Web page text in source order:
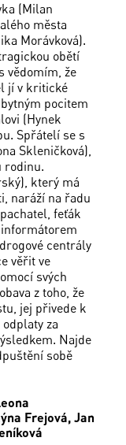
(Milan
města
Morávková).
obětí
vědomím, že
jí v kritické
pocitem
(Hynek
Spřátelí se s
Skleničková),
rodinu.
který má
naráží na řadu
feťák
centrály
věřit ve
svých
z toho, že
jej přivede k
za
Najde
sobě
Frejová, Jan